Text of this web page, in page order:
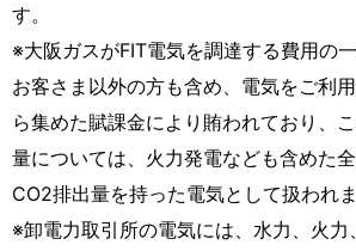
す。
※大阪ガスがFIT電気を調達する費用の
お客さま以外の方も含め、電気をご利
ら集めた賦課金により賄われており、
量については、火力発電なども含めた
CO2排出量を持った電気として扱われま
※卸電力取引所の電気には、水力、火力